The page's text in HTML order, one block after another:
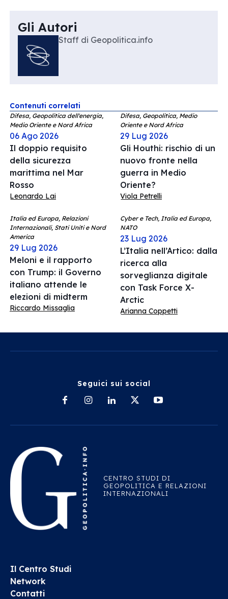
Gli Autori
Staff di Geopolitica.info
Contenuti correlati
Difesa, Geopolitica dell'energia,
Medio Oriente e Nord Africa
06 Ago 2026
Il doppio requisito
della sicurezza
marittima nel Mar
Rosso
Leonardo Lai
Difesa, Geopolitica, Medio
Oriente e Nord Africa
29 Lug 2026
Gli Houthi: rischio di un
nuovo fronte nella
guerra in Medio
Oriente?
Viola Petrelli
Italia ed Europa, Relazioni
Internazionali, Stati Uniti e Nord
America
29 Lug 2026
Meloni e il rapporto
con Trump: il Governo
italiano attende le
elezioni di midterm
Riccardo Missaglia
Cyber e Tech, Italia ed Europa,
NATO
23 Lug 2026
L’Italia nell’Artico: dalla
ricerca alla
sorveglianza digitale
con Task Force X-
Arctic
Arianna Coppetti
Seguici sui social
CENTRO STUDI DI
GEOPOLITICA E RELAZIONI
INTERNAZIONALI
Il Centro Studi
Network
Contatti